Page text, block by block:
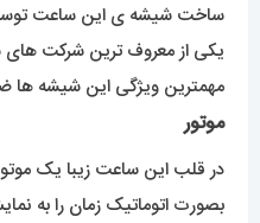
ساخت شیشه ی این ساعت
یکی از معروف ترین شرکت
مهمترین ویژگی این شیشه
موتور
در قلب این ساعت زیبا یک
بصورت اتوماتیک زمان را به